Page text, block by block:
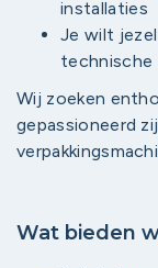
installaties
Je wilt
technische
Wij zoeken
gepassioneerd
Wat bieden